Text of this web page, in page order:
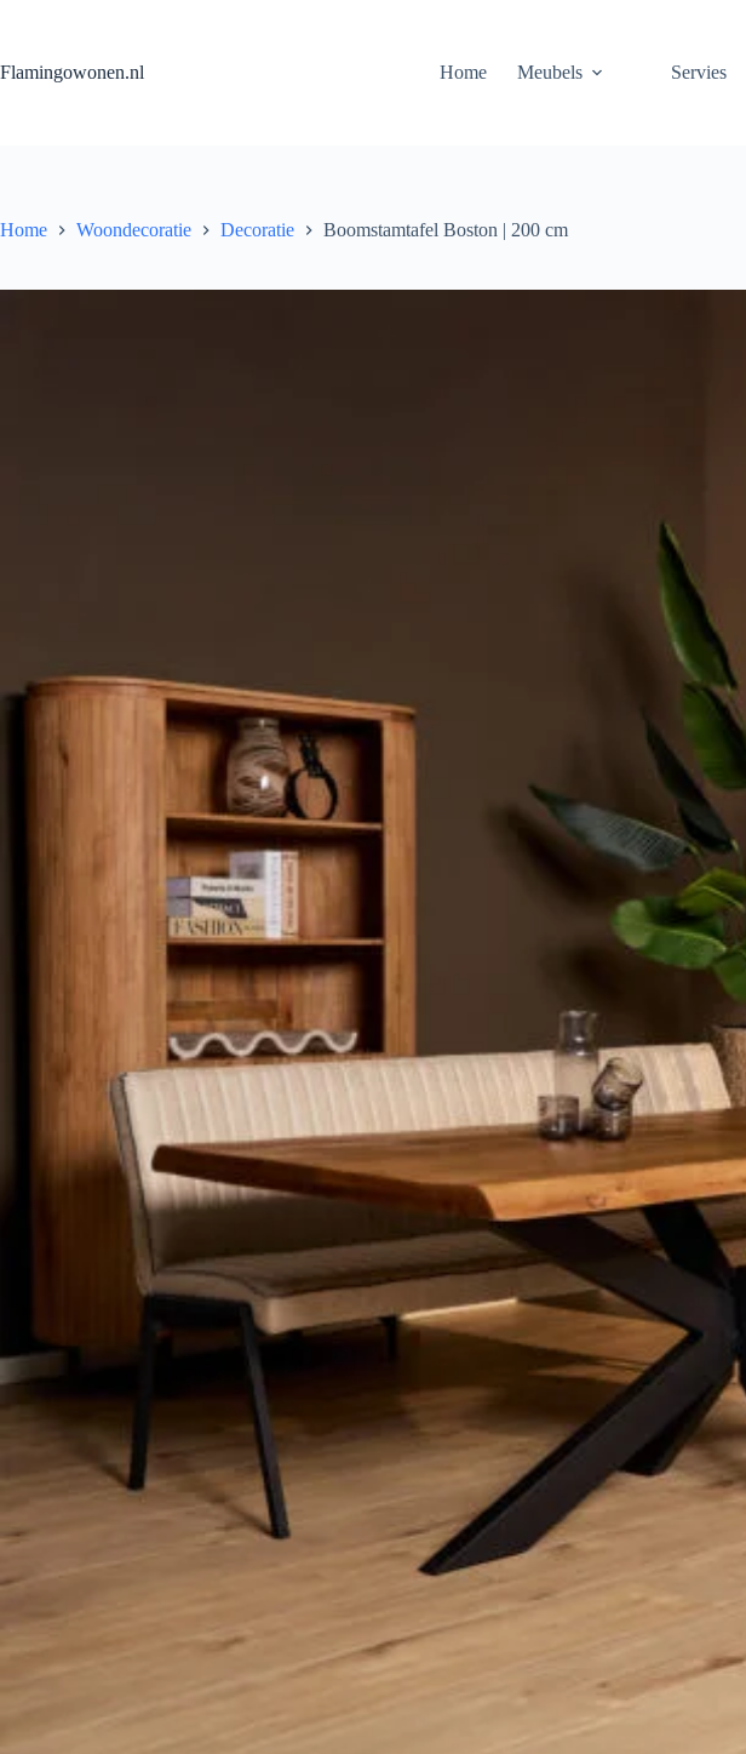
Flamingowonen.nl Home Meubels Servies
Home Woondecoratie Decoratie Boomstamtafel Boston | 200 cm